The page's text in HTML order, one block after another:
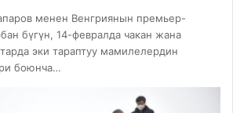
менен Венгриянын премьер-
бүгүн, 14-февралда чакан жана
эки тараптуу мамилелердин
боюнча…